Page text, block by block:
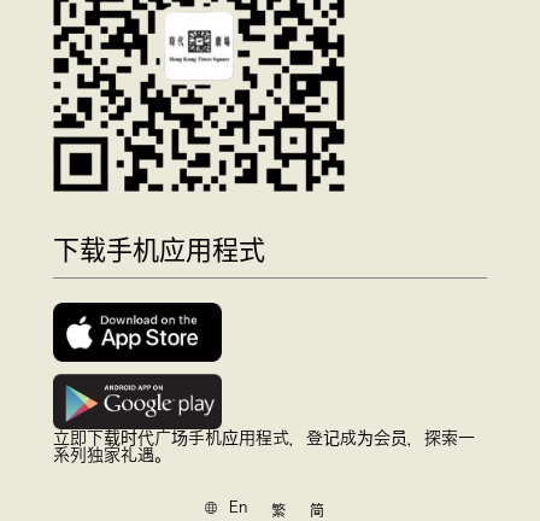
下载手机应用程式
立即下载时代广场手机应用程式，登记成为会员，探索一
系列独家礼遇。
En 繁 简